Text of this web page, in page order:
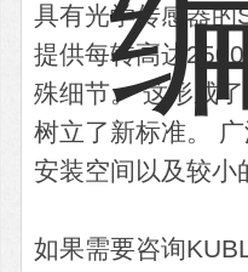
具有光学传感器的
提供每转高达
殊细节。 这形成
树立了新标准。
安装空间以及较小
如果需要咨询